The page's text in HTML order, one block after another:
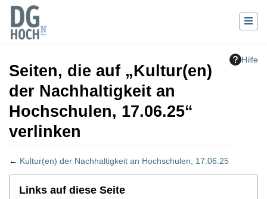
Hilfe
Seiten, die auf „Kultur(en)
der Nachhaltigkeit an
Hochschulen, 17.06.25“
verlinken
← Kultur(en) der Nachhaltigkeit an Hochschulen, 17.06.25
Wechseln zu:Navigation,Suche
Links auf diese Seite